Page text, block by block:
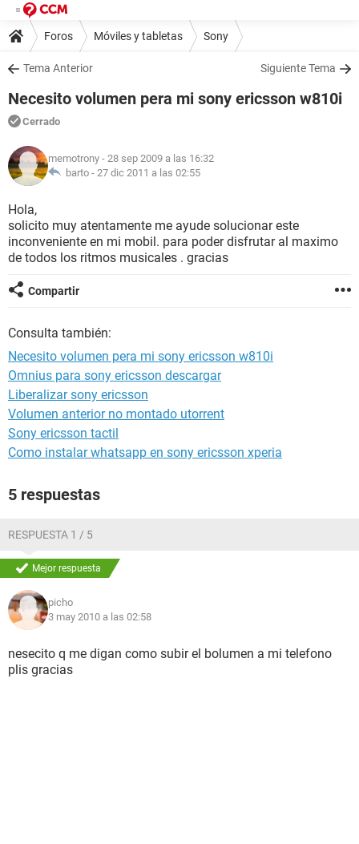
Foros Móviles y tabletas Sony
Tema Anterior Siguiente Tema
Necesito volumen pera mi sony ericsson w810i
Cerrado
memotrony - 28 sep 2009 a las 16:32
barto - 27 dic 2011 a las 02:55
Hola,
solicito muy atentamente me ayude solucionar este
inconveniente en mi mobil. para poder disfrutar al maximo
de todos los ritmos musicales . gracias
Compartir
Consulta también:
Necesito volumen pera mi sony ericsson w810i
Omnius para sony ericsson descargar
Liberalizar sony ericsson
Volumen anterior no montado utorrent
Sony ericsson tactil
Como instalar whatsapp en sony ericsson xperia
5 respuestas
RESPUESTA 1 / 5
Mejor respuesta
picho
3 may 2010 a las 02:58
nesecito q me digan como subir el bolumen a mi telefono
plis gracias